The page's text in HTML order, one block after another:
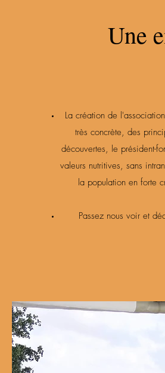
Une
La création de
très concrète, des
découvertes, le président-
valeurs nutritives, sans
la population en forte
Passez nous voir et